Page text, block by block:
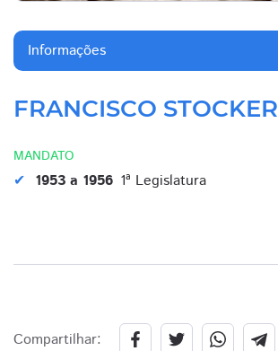
Informações
FRANCISCO STOCKER
MANDATO
1953 a 1956 1ª Legislatura
Compartilhar: